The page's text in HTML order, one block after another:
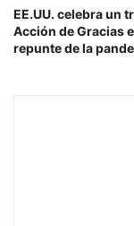
EE.UU. celebra un
Acción de Gracias
repunte de la